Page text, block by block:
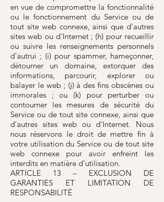
en vue de compromettre la fonctionnalité
ou le fonctionnement du Service ou de
tout site web connexe, ainsi que d'autres
sites web ou d’Internet ; (h) pour recueillir
ou suivre les renseignements personnels
d’autrui ; (i) pour spammer, hameçonner,
détourner un domaine, extorquer des
informations, parcourir, explorer ou
balayer le web ; (j) à des fins obscènes ou
immorales ; ou (k) pour perturber ou
contourner les mesures de sécurité du
Service ou de tout site connexe, ainsi que
d'autres sites web ou d’Internet. Nous
nous réservons le droit de mettre fin à
votre utilisation du Service ou de tout site
web connexe pour avoir enfreint les
interdits en matière d'utilisation.
ARTICLE 13 – EXCLUSION DE
GARANTIES ET LIMITATION DE
RESPONSABILITÉ